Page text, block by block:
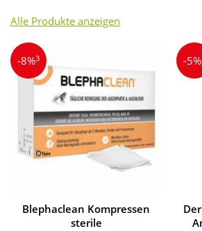
Alle Produkte anzeigen
-8%3
Blephaclean Kompressen
sterile
-5%